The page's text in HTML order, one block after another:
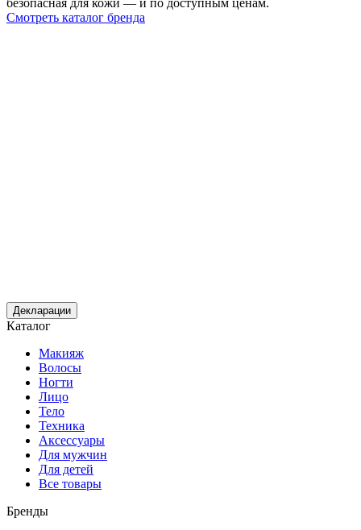
безопасная для кожи — и по доступным ценам.
Смотреть каталог бренда
Декларации
Каталог
Макияж
Волосы
Ногти
Лицо
Тело
Техника
Аксессуары
Для мужчин
Для детей
Все товары
Бренды